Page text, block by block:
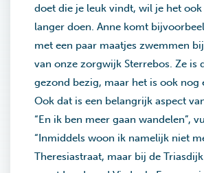
doet die je leuk vindt, wil je het ook
langer doen. Anne komt
met een paar maatjes zwemmen
van onze zorgwijk Sterrebos. Ze is
gezond bezig, maar het is ook nog
Ook dat is een belangrijk aspect
“En ik ben meer gaan wandelen”,
“Inmiddels woon ik namelijk niet
Theresiastraat, maar bij de